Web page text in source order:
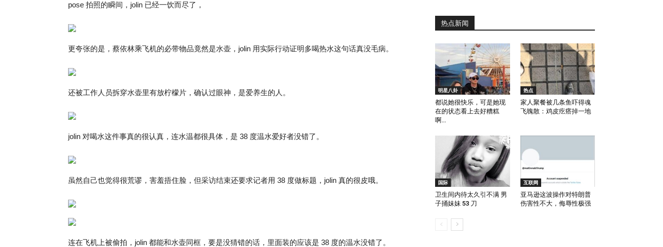
pose 拍照的瞬间，jolin 已经一饮而尽了，
更夸张的是，蔡依林乘飞机的必带物品竟然是水壶，jolin 用实际行动证明多喝热水这句话真没毛病。
还被工作人员拆穿水壶里有放柠檬片，确认过眼神，是爱养生的人。
jolin 对喝水这件事真的很认真，连水温都很具体，是 38 度温水爱好者没错了。
虽然自己也觉得很荒谬，害羞捂住脸，但采访结束还要求记者用 38 度做标题，jolin 真的很皮哦。
连在飞机上被偷拍，jolin 都能和水壶同框，要是没猜错的话，里面装的应该是 38 度的温水没错了。
热点新闻
明星八卦
都说她很快乐，可是她现
在的状态看上去好糟糕
啊…
热点
家人聚餐被几条鱼吓得魂
飞魄散：鸡皮疙瘩掉一地
国际
卫生间内待太久引不满 男
子捅妹妹 53 刀
互联网
亚马逊这波操作对特朗普
伤害性不大，侮辱性极强